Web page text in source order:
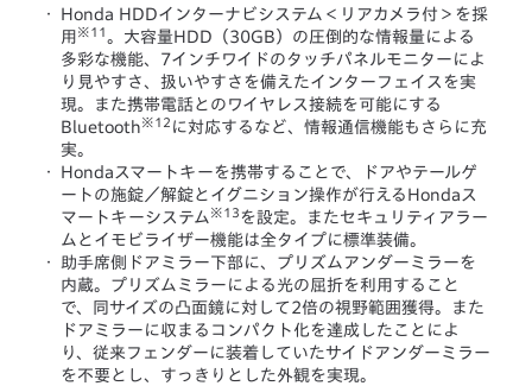
・
Honda HDDインターナビシステム＜リアカメラ付＞を採
用 ※11 。大容量HDD（30GB）の圧倒的な情報量による
多彩な機能、7インチワイドのタッチパネルモニターによ
り見やすさ、扱いやすさを備えたインターフェイスを実
現。また携帯電話とのワイヤレス接続を可能にする
Bluetooth ※12 に対応するなど、情報通信機能もさらに充
実。
・
Hondaスマートキーを携帯することで、ドアやテールゲ
ートの施錠／解錠とイグニション操作が行えるHondaス
マートキーシステム ※13 を設定。またセキュリティアラー
ムとイモビライザー機能は全タイプに標準装備。
・
助手席側ドアミラー下部に、プリズムアンダーミラーを
内蔵。プリズムミラーによる光の屈折を利用すること
で、同サイズの凸面鏡に対して2倍の視野範囲獲得。また
ドアミラーに収まるコンパクト化を達成したことによ
り、従来フェンダーに装着していたサイドアンダーミラー
を不要とし、すっきりとした外観を実現。